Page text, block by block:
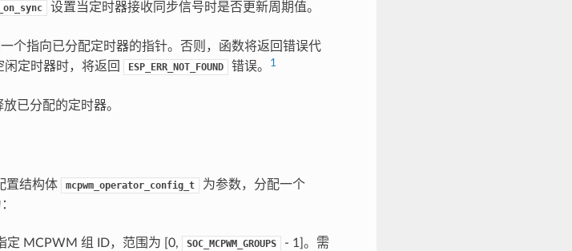
设置当定时器接收同步信号时是否更新周期值。
个指向已分配定时器的指针。否则，函数将返回错误代
定时器时，将返回
ESP_ERR_NOT_FOUND 错误。 1
已分配的定时器。
置结构体 mcpwm_operator_config_t
为参数，分配一个
定 MCPWM 组 ID，范围为 [0, SOC_MCPWM_GROUPS
- 1]。需